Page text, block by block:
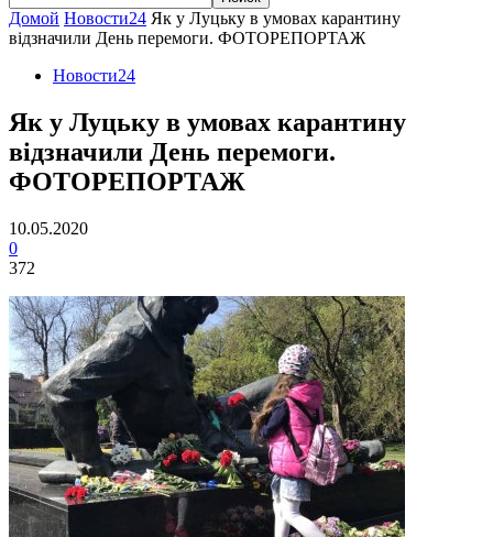
Домой Новости24 Як у Луцьку в умовах карантину
відзначили День перемоги. ФОТОРЕПОРТАЖ
Новости24
Як у Луцьку в умовах карантину
відзначили День перемоги.
ФОТОРЕПОРТАЖ
10.05.2020
0
372